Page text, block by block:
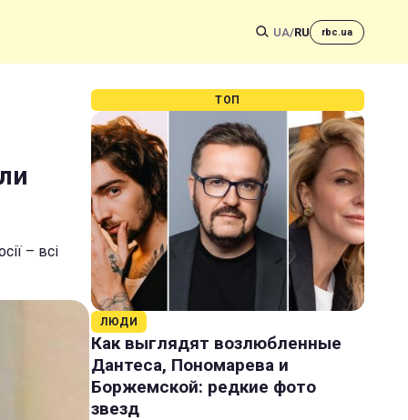
UA/RU rbc.ua
– всі
ТОП
ЛЮДИ
Как выглядят возлюбленные
Дантеса, Пономарева и
Боржемской: редкие фото
звезд